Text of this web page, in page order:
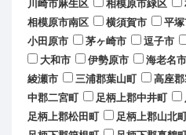
川崎市麻生区
相模原市緑区
相模原市南区
横須賀市 平
小田原市
茅ヶ崎市 逗子市
大和市
伊勢原市 海老名市
綾瀬市
三浦郡葉山町 高座
中郡二宮町
足柄上郡中井町
足柄上郡松田町
足柄上郡山北